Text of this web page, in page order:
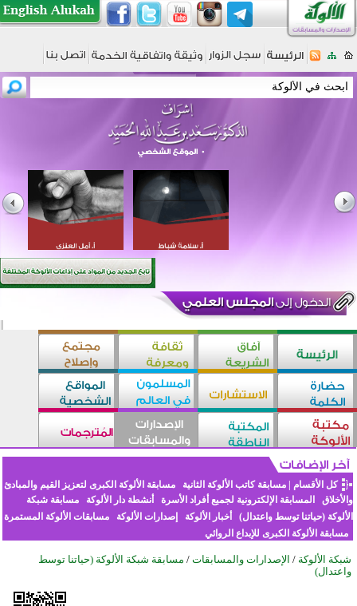
كل الأقسام |مسابقة كاتب الألوكة الثانية
مسابقة الألوكة الكبرى لتعزيز القيم والمبادئ
والأخلاق
المسابقة الإلكترونية لجميع أفراد الأسرة أنشطة دار الألوكة
مسابقة شبكة
الألوكة (حياتنا توسط واعتدال)
أخبار الألوكة إصدارات الألوكة
مسابقات الألوكة المستمرة
مسابقة الألوكة الكبرى للإبداع الروائي
شبكة الألوكة / الإصدارات والمسابقات / مسابقة شبكة الألوكة (حياتنا توسط
واعتدال)